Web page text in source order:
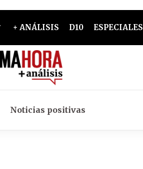
+ ANÁLISIS D10 ESPECIALES
Noticias positivas